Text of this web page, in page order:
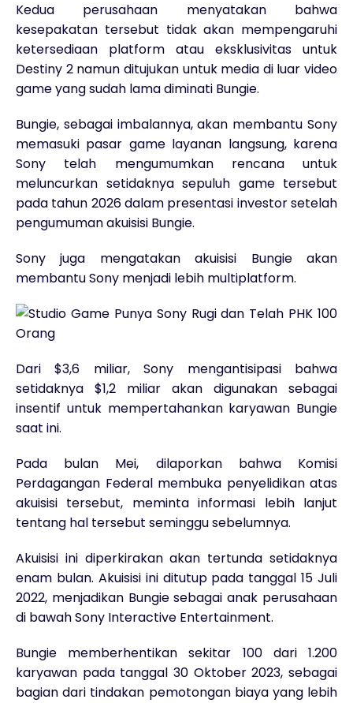
Kedua perusahaan menyatakan bahwa
kesepakatan tersebut tidak akan mempengaruhi
ketersediaan platform atau eksklusivitas untuk
Destiny 2 namun ditujukan untuk media di luar video
game yang sudah lama diminati Bungie.
Bungie, sebagai imbalannya, akan membantu Sony
memasuki pasar game layanan langsung, karena
Sony telah mengumumkan rencana untuk
meluncurkan setidaknya sepuluh game tersebut
pada tahun 2026 dalam presentasi investor setelah
pengumuman akuisisi Bungie.
Sony juga mengatakan akuisisi Bungie akan
membantu Sony menjadi lebih multiplatform.
Dari $3,6 miliar, Sony mengantisipasi bahwa
setidaknya $1,2 miliar akan digunakan sebagai
insentif untuk mempertahankan karyawan Bungie
saat ini.
Pada bulan Mei, dilaporkan bahwa Komisi
Perdagangan Federal membuka penyelidikan atas
akuisisi tersebut, meminta informasi lebih lanjut
tentang hal tersebut seminggu sebelumnya.
Akuisisi ini diperkirakan akan tertunda setidaknya
enam bulan. Akuisisi ini ditutup pada tanggal 15 Juli
2022, menjadikan Bungie sebagai anak perusahaan
di bawah Sony Interactive Entertainment.
Bungie memberhentikan sekitar 100 dari 1.200
karyawan pada tanggal 30 Oktober 2023, sebagai
bagian dari tindakan pemotongan biaya yang lebih